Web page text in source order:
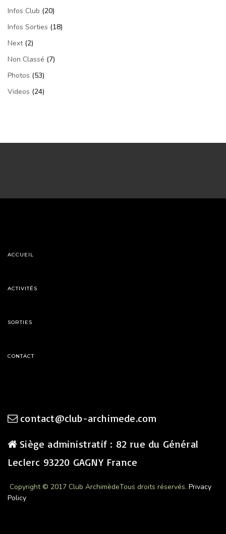
Infos Club (20)
Infos Sorties (18)
Next(2)
Non Classé (7)
Photos (53)
Videos (24)
ACCUEIL
ACTIVITÉS
SORTIES
CONTACT
contact@club-archimede.com
Siège administratif : 82 rue du Général
Leclerc 93220 GAGNY France
Copyright © 2017 Club ArchimèdeTous droits réservés. Privacy
Policy